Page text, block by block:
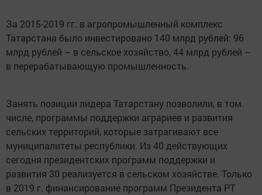
За 2015-2019 гг. в агропромышленный комплекс
Татарстана было инвестировано 140 млрд рублей: 96
млрд рублей – в сельское хозяйство, 44 млрд рублей –
в перерабатывающую промышленность.
Занять позиции лидера Татарстану позволили, в том
числе, программы поддержки аграриев и развития
сельских территорий, которые затрагивают все
муниципалитеты республики. Из 40 действующих
сегодня президентских программ поддержки и
развития 30 реализуется в сельском хозяйстве. Только
в 2019 г. финансирование программ Президента РТ